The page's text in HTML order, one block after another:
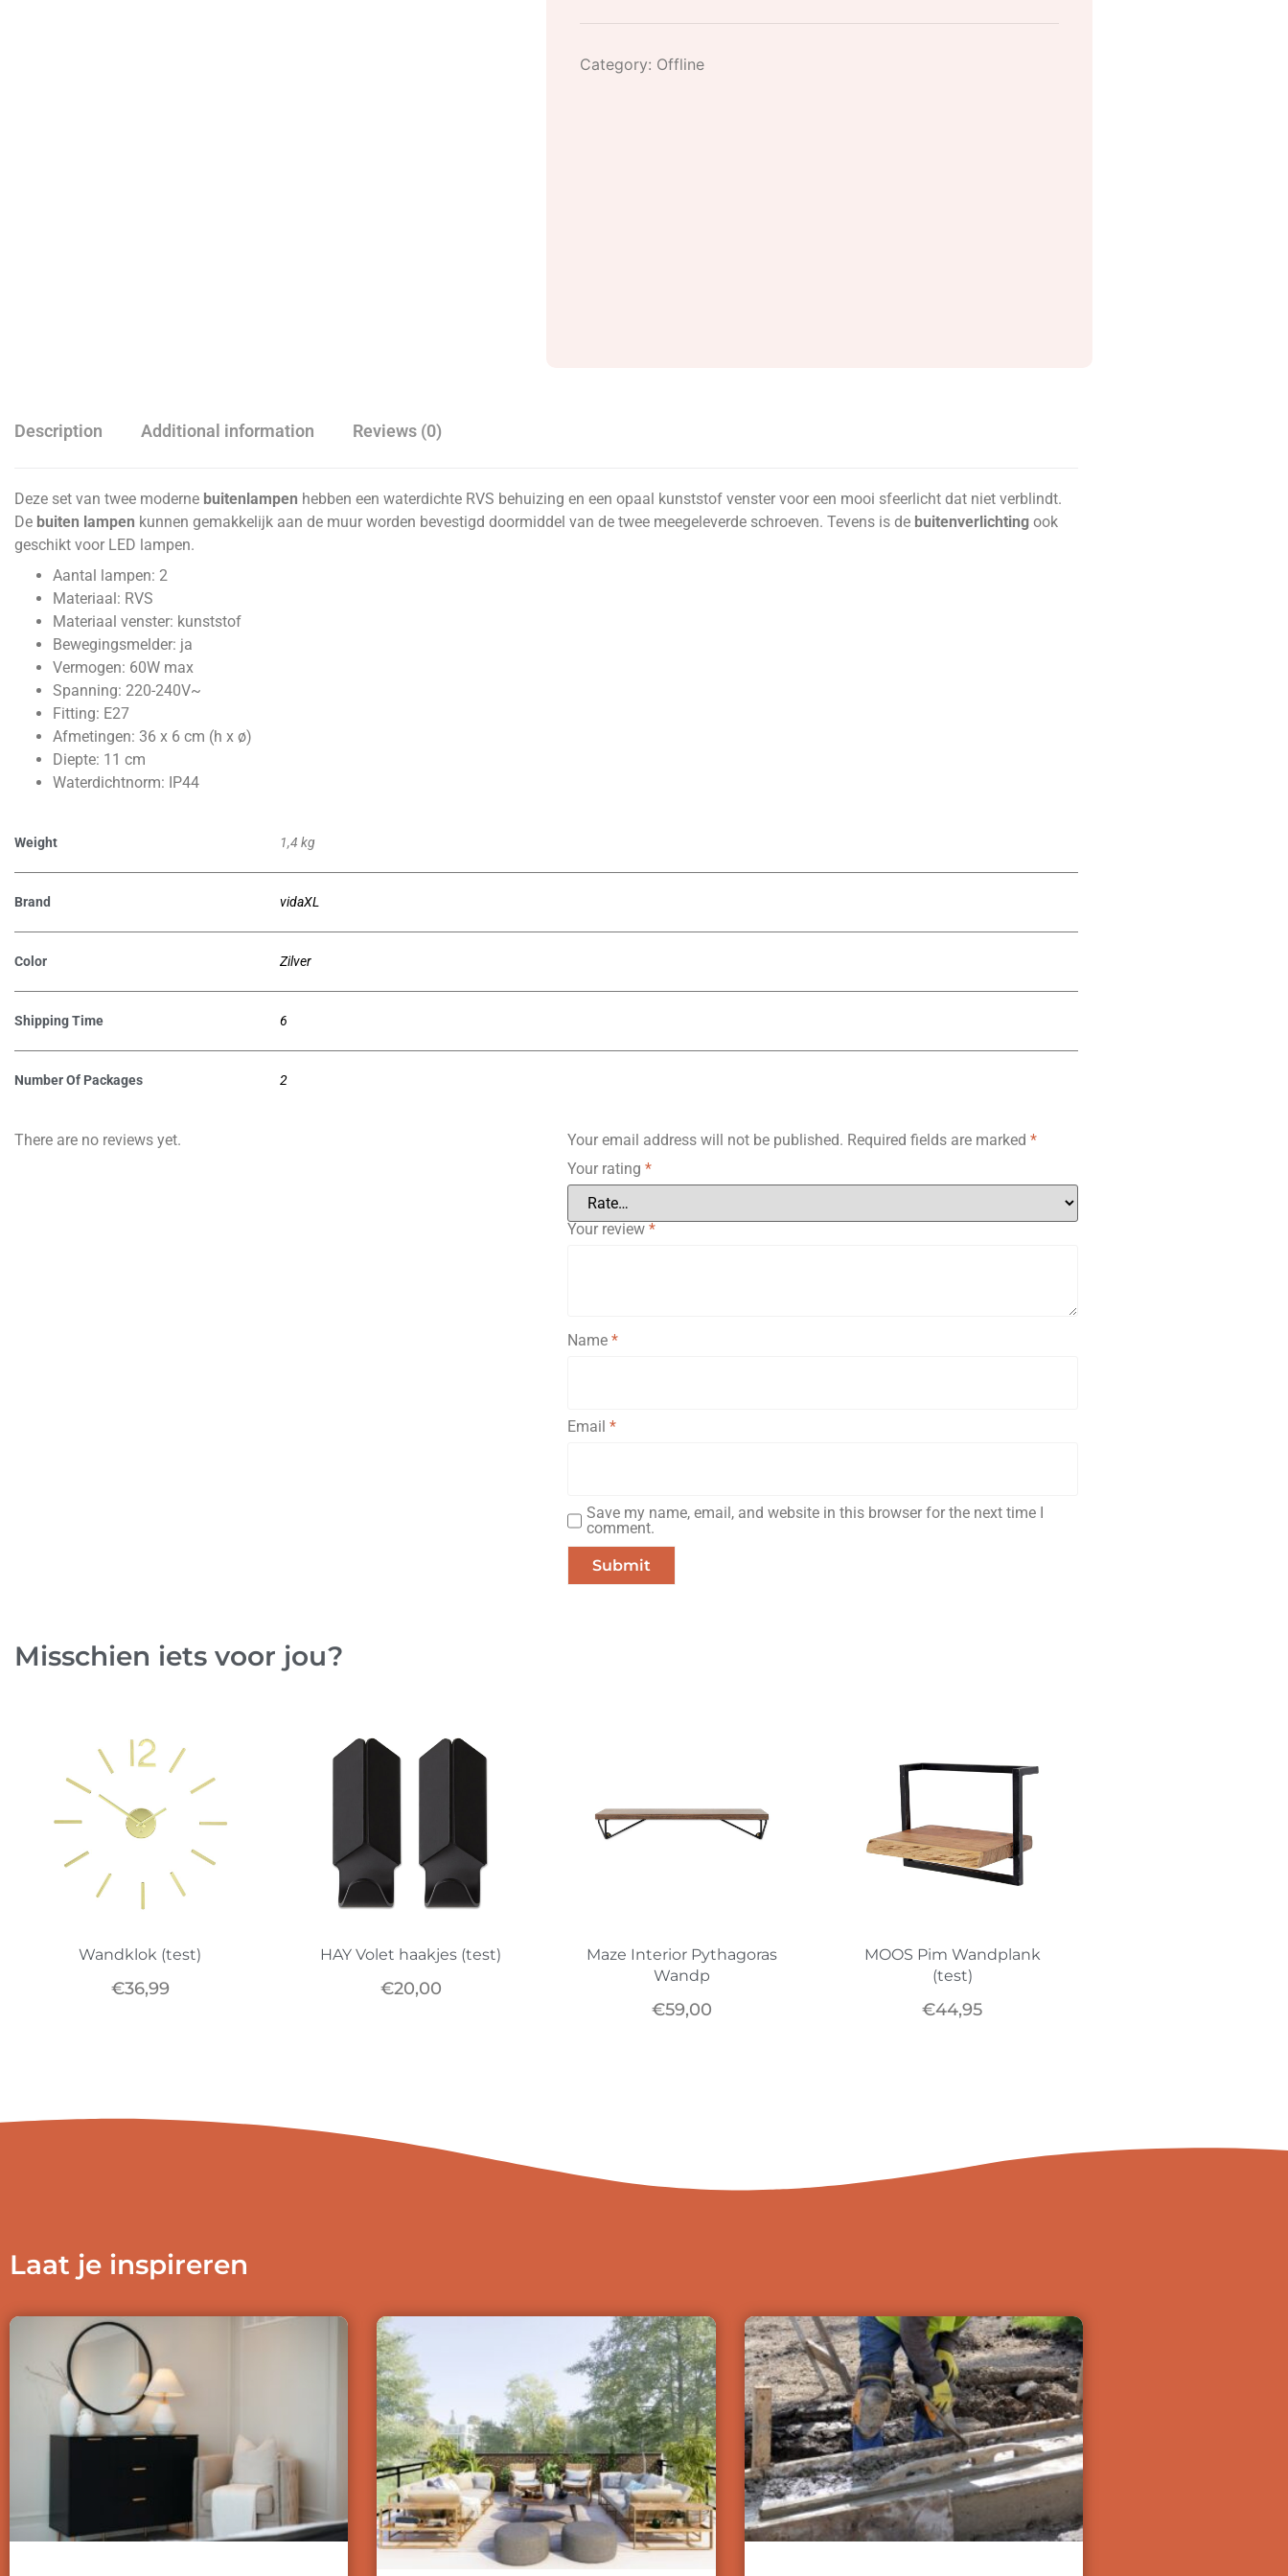
Category: Offline
Description Additional information Reviews (0)
Deze set van twee moderne buitenlampen hebben een waterdichte RVS behuizing en een opaal kunststof venster voor een mooi sfeerlicht dat niet verblindt.
De buiten lampen kunnen gemakkelijk aan de muur worden bevestigd doormiddel van de twee meegeleverde schroeven. Tevens is de buitenverlichting ook
geschikt voor LED lampen.
Aantal lampen: 2
Materiaal: RVS
Materiaal venster: kunststof
Bewegingsmelder: ja
Vermogen: 60W max
Spanning: 220-240V~
Fitting: E27
Afmetingen: 36 x 6 cm (h x ø)
Diepte: 11 cm
Waterdichtnorm: IP44
Weight 1,4 kg
Brand vidaXL
Color Zilver
Shipping Time 6
Number Of Packages 2
There are no reviews yet. Your email address will not be published. Required fields are marked*
Your rating*
Your review*
Name*
Email*
Save my name, email, and website in this browser for the next time I
comment.
Misschien iets voor jou?
Wandklok (test)
€36,99
HAY Volet haakjes (test)
€20,00
Maze Interior Pythagoras
Wandp
€59,00
MOOS Pim Wandplank
(test)
€44,95
Laat je inspireren